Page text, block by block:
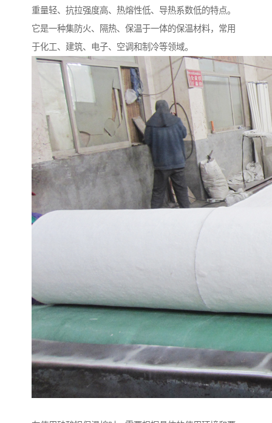
重量轻、抗拉强度高、热熔性低、导热系数低的特点。
它是一种集防火、隔热、保温于一体的保温材料，常用
于化工、建筑、电子、空调和制冷等领域。